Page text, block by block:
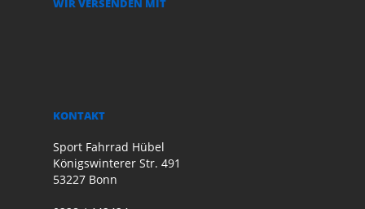
WIR VERSENDEN MIT
KONTAKT
Sport Fahrrad Hübel
Königswinterer Str. 491
53227 Bonn